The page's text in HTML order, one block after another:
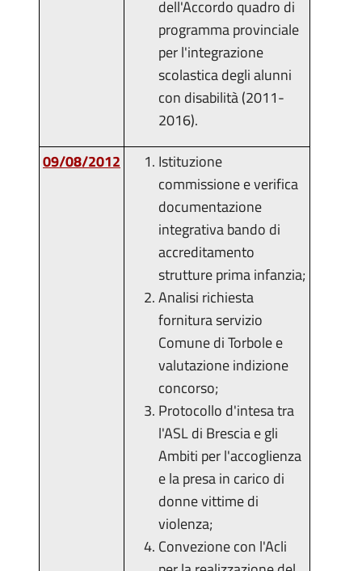
dell'Accordo quadro di
programma provinciale
per l'integrazione
scolastica degli alunni
con disabilità (2011-
2016).
09/08/2012
Istituzione
commissione e verifica
documentazione
integrativa bando di
accreditamento
strutture prima infanzia;
Analisi richiesta
fornitura servizio
Comune di Torbole e
valutazione indizione
concorso;
Protocollo d'intesa tra
l'ASL di Brescia e gli
Ambiti per l'accoglienza
e la presa in carico di
donne vittime di
violenza;
Convezione con l'Acli